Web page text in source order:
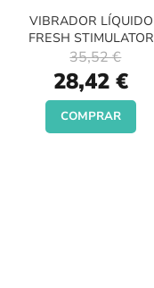
VIBRADOR LÍQUIDO
FRESH STIMULATOR
RETARD
Special
Price
28,42 €
35,52 €
COMPRAR